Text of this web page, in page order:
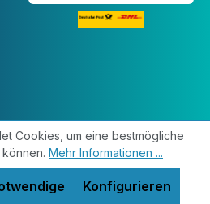
Cookies, um eine bestmögliche
Mehr Informationen ...
Konfigurieren